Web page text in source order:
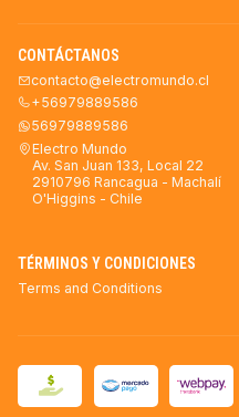
CONTÁCTANOS
contacto@electromundo.cl
+56979889586
56979889586
Electro Mundo
Av. San Juan 133, Local 22
2910796 Rancagua - Machalí
O'Higgins - Chile
TÉRMINOS Y CONDICIONES
Terms and Conditions